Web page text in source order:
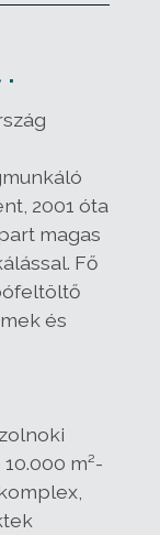
2001 óta
magas
Fő
és
m²-